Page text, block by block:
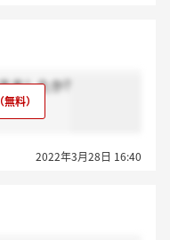
ましたか?
2022年3月28日 16:40